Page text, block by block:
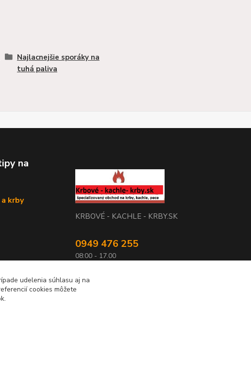
Najlacnejšie sporáky na
tuhá paliva
na
krby
KRBOVÉ - KACHLE - KRBY.SK
0949 476 255
08:00 - 17.00
udelenia súhlasu aj na
cookies môžete